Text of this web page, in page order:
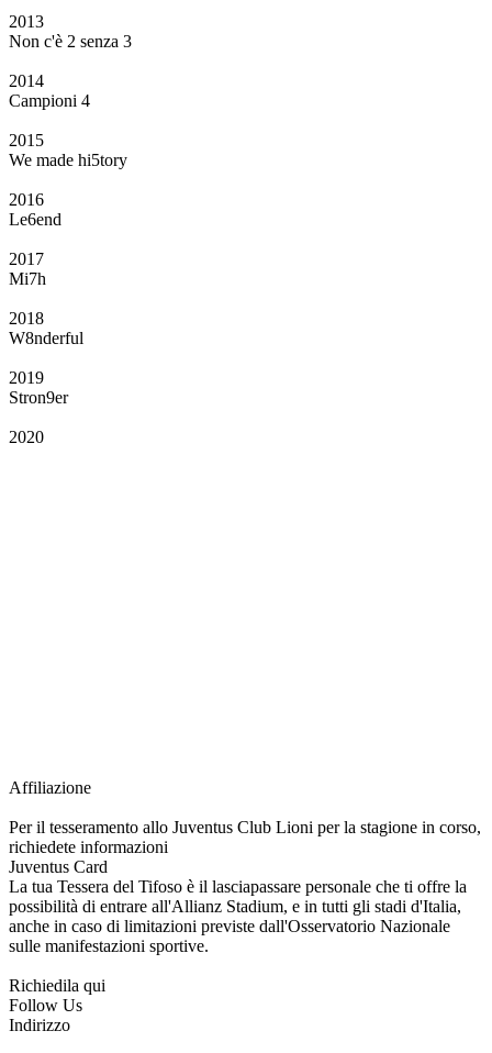
2013
Non c'è 2 senza 3
2014
Campioni 4
2015
We made hi5tory
2016
Le6end
2017
Mi7h
2018
W8nderful
2019
Stron9er
2020
Affiliazione
Per il tesseramento allo Juventus Club Lioni per la stagione in corso,
richiedete informazioni
Juventus Card
La tua Tessera del Tifoso è il lasciapassare personale che ti offre la
possibilità di entrare all'Allianz Stadium, e in tutti gli stadi d'Italia,
anche in caso di limitazioni previste dall'Osservatorio Nazionale
sulle manifestazioni sportive.
Richiedila qui
Follow Us
Indirizzo